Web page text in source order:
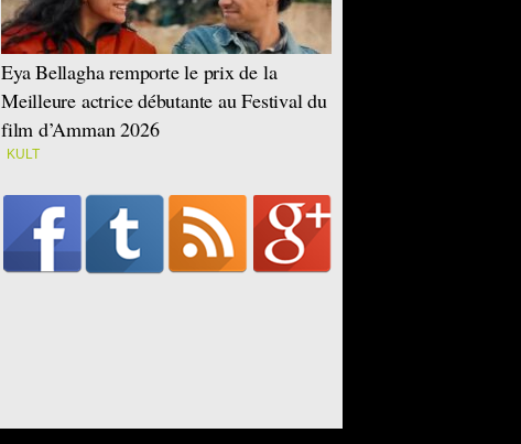
Eya Bellagha remporte le prix de la
Meilleure actrice débutante au Festival du
film d’Amman 2026
KULT